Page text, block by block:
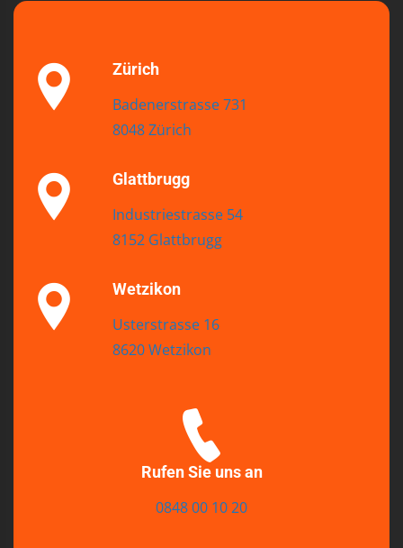
Zürich
Badenerstrasse 731
8048 Zürich
Glattbrugg
Industriestrasse 54
8152 Glattbrugg
Wetzikon
Usterstrasse 16
8620 Wetzikon
Rufen Sie uns an
0848 00 10 20